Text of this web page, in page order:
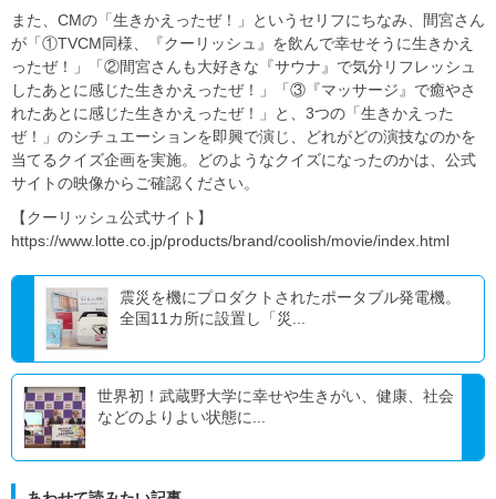
また、CMの「生きかえったぜ！」というセリフにちなみ、間宮さん
が「①TVCM同様、『クーリッシュ』を飲んで幸せそうに⽣きかえ
ったぜ！」「②間宮さんも⼤好きな『サウナ』で気分リフレッシュ
したあとに感じた⽣きかえったぜ！」「③『マッサージ』で癒やさ
れたあとに感じた⽣きかえったぜ！」と、3つの「生きかえった
ぜ！」のシチュエーションを即興で演じ、どれがどの演技なのかを
当てるクイズ企画を実施。どのようなクイズになったのかは、公式
サイトの映像からご確認ください。
【クーリッシュ公式サイト】
https://www.lotte.co.jp/products/brand/coolish/movie/index.html
震災を機にプロダクトされたポータブル発電機。
全国11カ所に設置し「災...
世界初！武蔵野大学に幸せや生きがい、健康、社会
などのよりよい状態に...